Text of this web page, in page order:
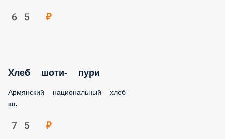
65 ₽
Хлеб шоти- пури
Армянский национальный хлеб
шт.
75 ₽